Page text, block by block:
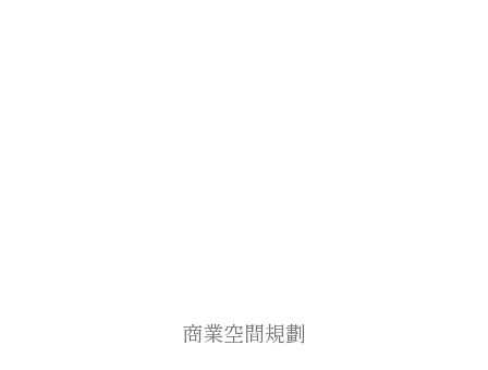
商業空間規劃